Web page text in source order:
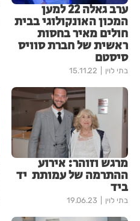
ערב גאלה 22 למען
המכון האונקולוגי בבית
חולים מאיר בחסות
ראשית של חברת סוויס
סיסטם
בתי לוין 15.11.22
מרגש וזוהר: אירוע
ההתרמה של עמותת יד
ביד
בתי לוין 19.06.23